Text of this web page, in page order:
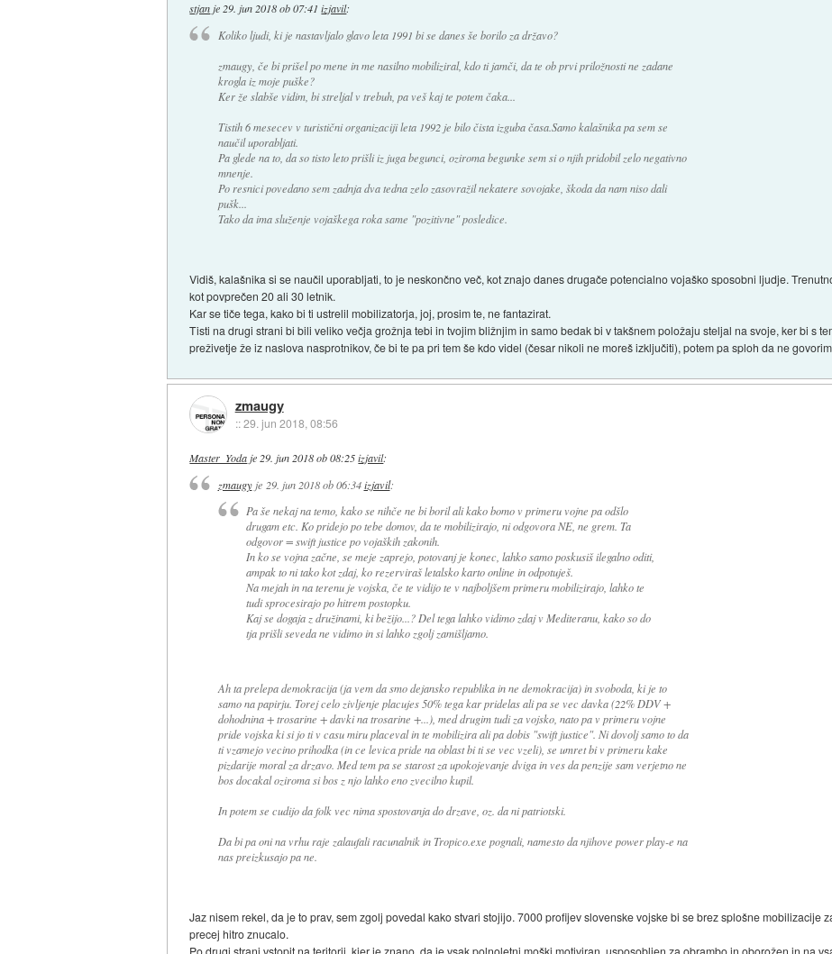
stjan je 29. jun 2018 ob 07:41 izjavil:
Koliko ljudi, ki je nastavljalo glavo leta 1991 bi se danes še borilo za državo?
zmaugy, če bi prišel po mene in me nasilno mobiliziral, kdo ti jamči, da te ob prvi priložnosti ne zadane
krogla iz moje puške?
Ker že slabše vidim, bi streljal v trebuh, pa veš kaj te potem čaka...
Tistih 6 mesecev v turistični organizaciji leta 1992 je bilo čista izguba časa.Samo kalašnika pa sem se
naučil uporabljati.
Pa glede na to, da so tisto leto prišli iz juga begunci, oziroma begunke sem si o njih pridobil zelo negativno
mnenje.
Po resnici povedano sem zadnja dva tedna zelo zasovražil nekatere sovojake, škoda da nam niso dali
pušk...
Tako da ima služenje vojaškega roka same "pozitivne" posledice.
Vidiš, kalašnika si se naučil uporabljati, to je neskončno več, kot znajo danes drugače potencialno vojaško sposobni ljudje.
kot povprečen 20 ali 30 letnik.
Kar se tiče tega, kako bi ti ustrelil mobilizatorja, joj, prosim te, ne fantazirat.
Tisti na drugi strani bi bili veliko večja grožnja tebi in tvojim bližnjim in samo bedak bi v takšnem položaju steljal na svoje, ker bi s
preživetje že iz naslova nasprotnikov, če bi te pa pri tem še kdo videl (česar nikoli ne moreš izključiti), potem pa sploh da ne
zmaugy
::29. jun 2018, 08:56
Master_Yoda je 29. jun 2018 ob 08:25 izjavil:
zmaugyje 29. jun 2018 ob 06:34 izjavil:
Pa še nekaj na temo, kako se nihče ne bi boril ali kako bomo v primeru vojne pa odšlo
drugam etc. Ko pridejo po tebe domov, da te mobilizirajo, ni odgovora NE, ne grem. Ta
odgovor = swift justice po vojaških zakonih.
In ko se vojna začne, se meje zaprejo, potovanj je konec, lahko samo poskusiš ilegalno oditi,
ampak to ni tako kot zdaj, ko rezerviraš letalsko karto online in odpotuješ.
Na mejah in na terenu je vojska, če te vidijo te v najboljšem primeru mobilizirajo, lahko te
tudi sprocesirajo po hitrem postopku.
Kaj se dogaja z družinami, ki bežijo...? Del tega lahko vidimo zdaj v Mediteranu, kako so do
tja prišli seveda ne vidimo in si lahko zgolj zamišljamo.
Ah ta prelepa demokracija (ja vem da smo dejansko republika in ne demokracija) in svoboda, ki je to
samo na papirju. Torej celo zivljenje placujes 50% tega kar pridelas ali pa se vec davka (22% DDV +
dohodnina + trosarine + davki na trosarine +...), med drugim tudi za vojsko, nato pa v primeru vojne
pride vojska ki si jo ti v casu miru placeval in te mobilizira ali pa dobis "swift justice". Ni dovolj samo to da
ti vzamejo vecino prihodka (in ce levica pride na oblast bi ti se vec vzeli), se umret bi v primeru kake
pizdarije moral za drzavo. Med tem pa se starost za upokojevanje dviga in ves da penzije sam verjetno ne
bos docakal oziroma si bos z njo lahko eno zvecilno kupil.
In potem se cudijo da folk vec nima spostovanja do drzave, oz. da ni patriotski.
Da bi pa oni na vrhu raje zalaufali racunalnik in Tropico.exe pognali, namesto da njihove power play-e na
nas preizkusajo pa ne.
Jaz nisem rekel, da je to prav, sem zgolj povedal kako stvari stojijo. 7000 profijev slovenske vojske bi se brez splošne mobilizacije
precej hitro znucalo.